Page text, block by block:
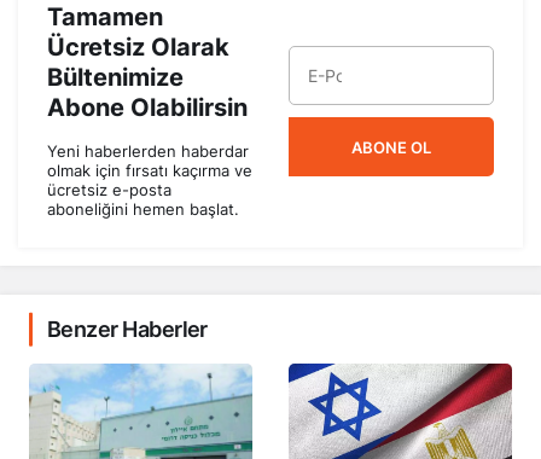
Tamamen
Ücretsiz Olarak
Bültenimize
Abone Olabilirsin
Yeni haberlerden haberdar
olmak için fırsatı kaçırma ve
ücretsiz e-posta
aboneliğini hemen başlat.
ABONE OL
Benzer Haberler